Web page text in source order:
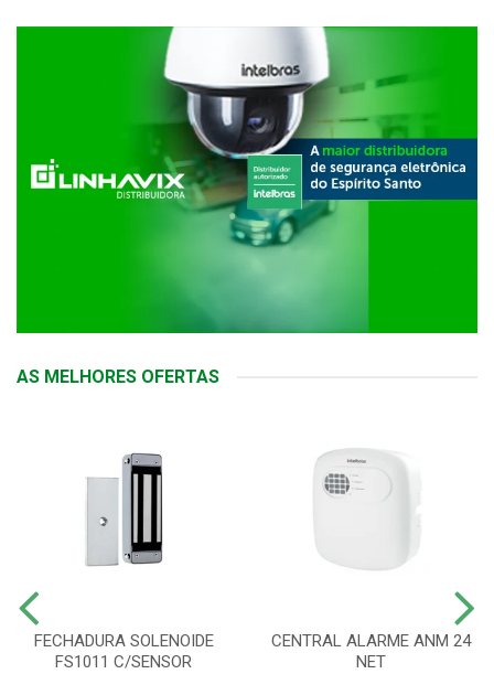
AS MELHORES OFERTAS
FECHADURA SOLENOIDE
FS1011 C/SENSOR
CENTRAL ALARME ANM 24
NET